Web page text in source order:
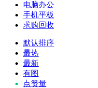
电脑办公
手机平板
求购回收
默认排序
最热
最新
有图
点赞量